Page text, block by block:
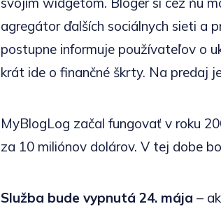
agregátor ďalších sociálnych sieti a
postupne informuje používateľov o
krát ide o finančné škrty. Na predaj
MyBlogLog začal fungovať v roku
za 10 miliónov dolárov. V tej dobe
Služba bude vypnutá 24. mája –